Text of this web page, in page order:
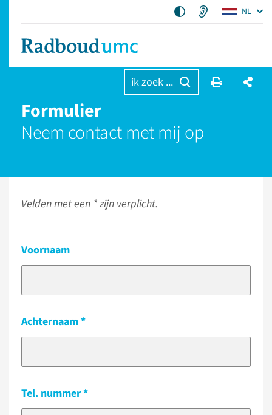
NL
ik zoek ...
Formulier
Neem contact met mij op
Velden met een * zijn verplicht.
Voornaam
Achternaam
Tel. nummer